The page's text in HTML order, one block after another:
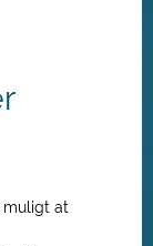
muligt at